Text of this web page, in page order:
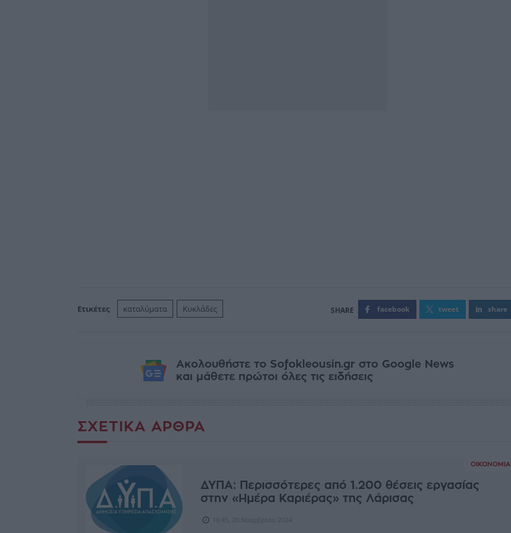
Ετικέτες καταλύματα Κυκλάδες facebook tweet share
Ακολουθήστε το Sofokleousin.gr στο Google News
και μάθετε πρώτοι όλες τις ειδήσεις
ΣΧΕΤΙΚΆ ΆΡΘΡΑ
ΟΙΚΟΝΟΜΊΑ
ΔΥΠΑ: Περισσότερες από 1.200 θέσεις εργασίας
στην «Ημέρα Καριέρας» της Λάρισας